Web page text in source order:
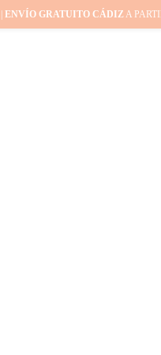
ENVÍO GRATUITO CÁDIZA